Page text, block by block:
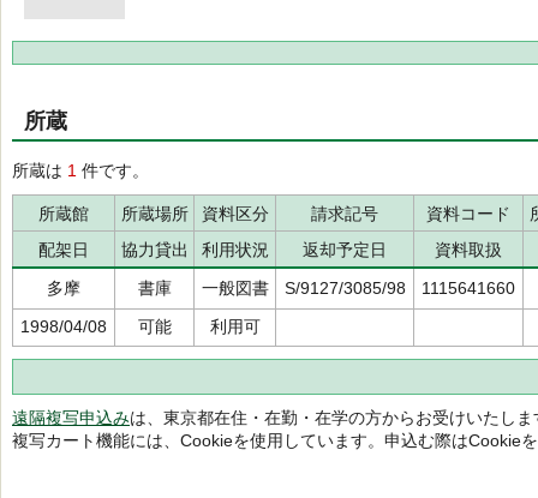
所蔵
所蔵は 1 件です。
所蔵館 所蔵場所 資料区分 請求記号 資料コード
配架日
協力貸出 利用状況 返却予定日 資料取扱
多摩
書庫 一般図書 S/9127/3085/98
1115641660
1998/04/08
可能 利用可
遠隔複写申込みは、東京都在住・在勤・在学の方からお受けいたしま
複写カート機能には、Cookieを使用しています。申込む際はCookie